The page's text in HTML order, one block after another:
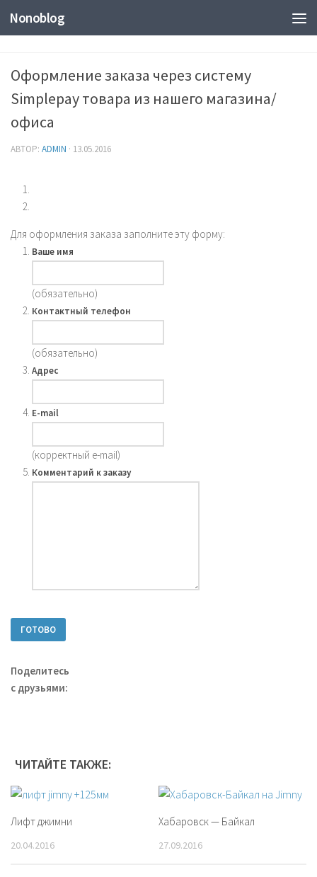
Nonoblog
Оформление заказа через систему
Simplepay товара из нашего магазина/
офиса
АВТОР: ADMIN · 13.05.2016
Для оформления заказа заполните эту форму:
Ваше имя
(обязательно)
Контактный телефон
(обязательно)
Адрес
E-mail
(корректный e-mail)
Комментарий к заказу
Поделитесь
с друзьями:
ЧИТАЙТЕ ТАКЖЕ:
Лифт джимни
20.04.2016
Хабаровск — Байкал
27.09.2016